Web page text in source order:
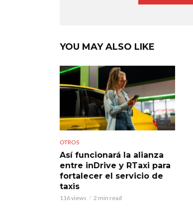
YOU MAY ALSO LIKE
OTROS
Así funcionará la alianza
entre inDrive y RTaxi para
fortalecer el servicio de
taxis
116 views 2 min read